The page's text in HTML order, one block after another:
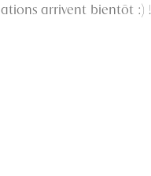
arrivent bientôt :) !